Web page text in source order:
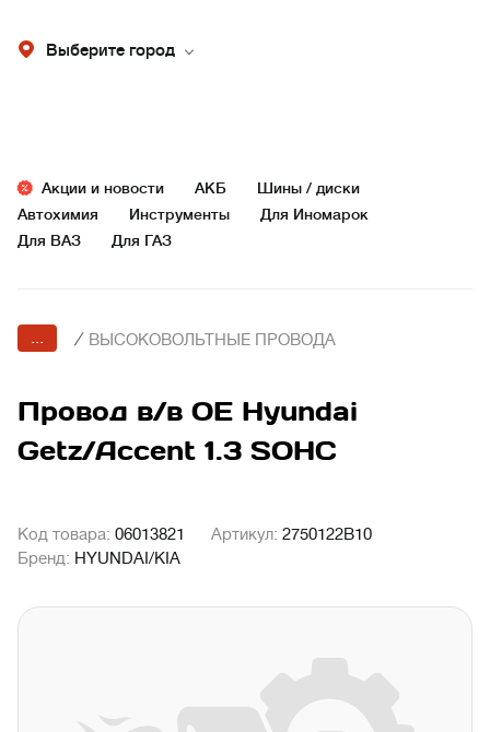
Выберите город
Акции и новости АКБ
Шины / диски
Автохимия
Инструменты
Для Иномарок
Для ВАЗ
Для ГАЗ
... / ВЫСОКОВОЛЬТНЫЕ ПРОВОДА
Провод в/в OE Hyundai
Getz/Accent 1.3 SOHC
Код товара: 06013821 Артикул: 2750122B10
Бренд: HYUNDAI/KIA